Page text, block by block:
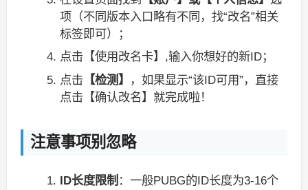
项（不同版本入口略有不同，找“改名”相关
标签即可）；
点击【使用改名卡】,输入你想好的新ID；
点击 【检测】
，如果显示“该ID可用”，直接
点击【确认改名】就完成啦！
注意事项别忽略
ID长度限制 ：一般PUBG的ID长度为3-16个